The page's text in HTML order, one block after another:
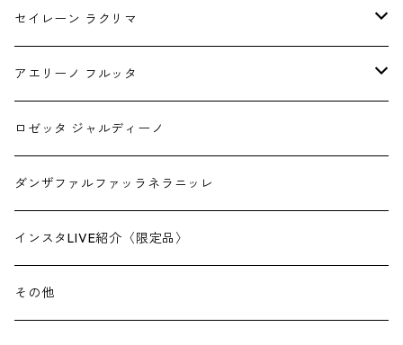
1月
2月
3月
4月
5月
6月
セイレーン ラクリマ
ピアス
チャーム
アエリーノ フルッタ
1.5mm幅
2.0mm幅
ロゼッタ ジャルディーノ
ダンザファルファッラネラニッレ
インスタLIVE紹介〈限定品〉
その他